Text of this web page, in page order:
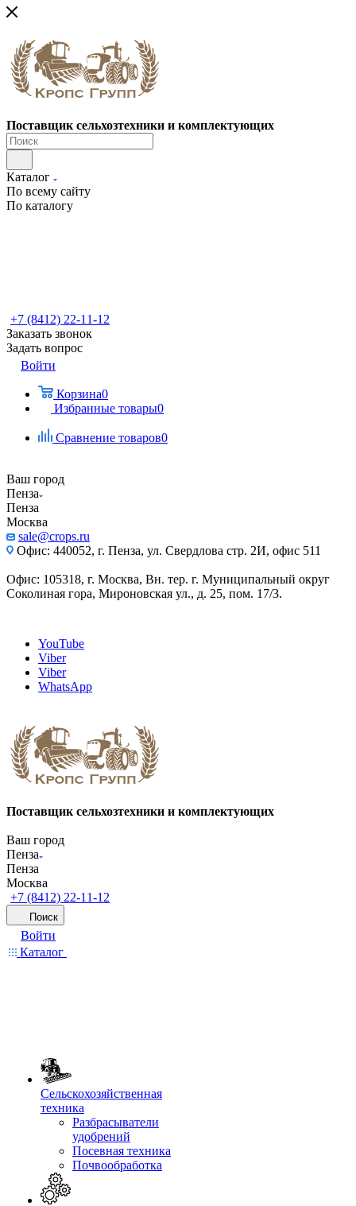
Поставщик сельхозтехники и комплектующих
Каталог
По всему сайту
По каталогу
+7 (8412) 22-11-12
Заказать звонок
Задать вопрос
Войти
Корзина0
Избранные товары0
Сравнение товаров0
Ваш город
Пенза
Пенза
Москва
sale@crops.ru
Офис: 440052, г. Пенза, ул. Свердлова стр. 2И, офис 511
Офис: 105318, г. Москва, Вн. тер. г. Муниципальный округ
Соколиная гора, Мироновская ул., д. 25, пом. 17/3.
YouTube
Viber
Viber
WhatsApp
Поставщик сельхозтехники и комплектующих
Ваш город
Пенза
Пенза
Москва
+7 (8412) 22-11-12
Поиск
Войти
Каталог
Сельскохозяйственная
техника
Разбрасыватели
удобрений
Посевная техника
Почвообработка